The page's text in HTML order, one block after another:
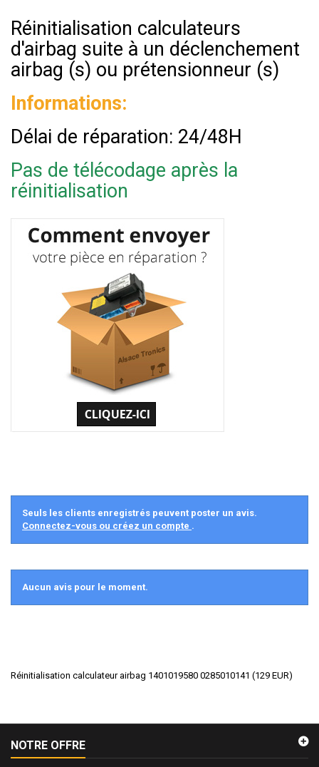
Réinitialisation calculateurs
d'airbag suite à un déclenchement
airbag (s) ou prétensionneur (s)
Informations:
Délai de réparation: 24/48H
Pas de télécodage après la
réinitialisation
Seuls les clients enregistrés peuvent poster un avis.
Connectez-vous ou créez un compte .
Aucun avis pour le moment.
Réinitialisation calculateur airbag 1401019580 0285010141 (129 EUR)
NOTRE OFFRE